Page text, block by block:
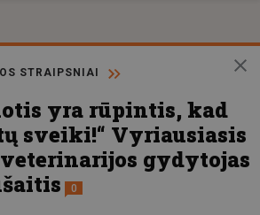
STRAIPSNIAI
yra rūpintis, kad
sveiki!“ Vyriausiasis
gydytojas
0